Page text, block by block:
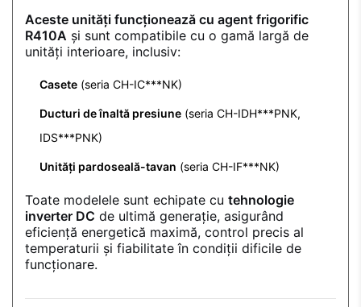
Aceste unități funcționează cu agent frigorific
R410A și sunt compatibile cu o gamă largă de
unități interioare, inclusiv:
Casete (seria CH-IC***NK)
Ducturi de înaltă presiune (seria CH-IDH***PNK,
IDS***PNK)
Unități pardoseală-tavan (seria CH-IF***NK)
Toate modelele sunt echipate cu tehnologie
inverter DC de ultimă generație, asigurând
eficiență energetică maximă, control precis al
temperaturii și fiabilitate în condiții dificile de
funcționare.